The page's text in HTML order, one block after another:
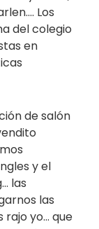
Los
del colegio
en
de salón
y el
las
las
rajo yo… que